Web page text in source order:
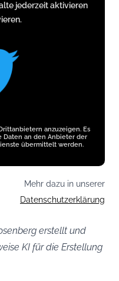
jederzeit aktivieren
anzuzeigen. Es
Daten an den Anbieter der
übermittelt werden.
Mehr dazu in unserer
Datenschutzerklärung
erstellt und
KI für die Erstellung